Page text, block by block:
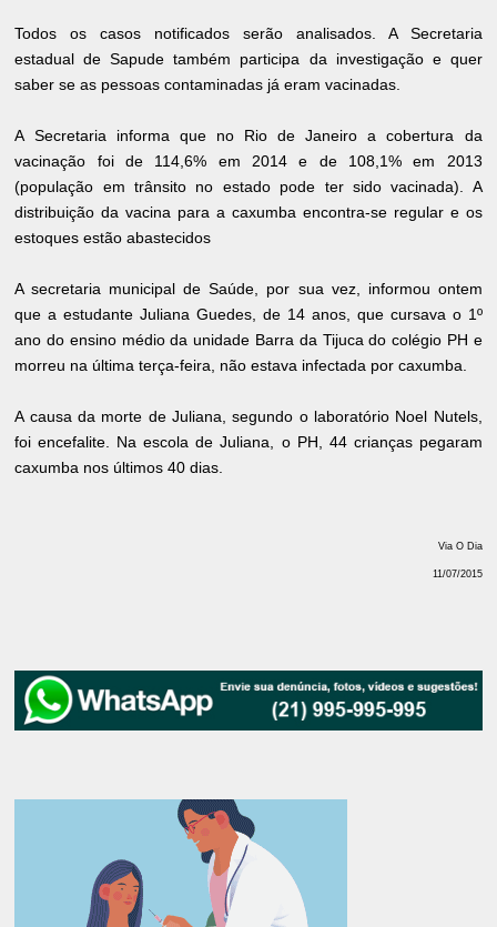
Todos os casos notificados serão analisados. A Secretaria
estadual de Sapude também participa da investigação e quer
saber se as pessoas contaminadas já eram vacinadas.
A Secretaria informa que no Rio de Janeiro a cobertura da
vacinação foi de 114,6% em 2014 e de 108,1% em 2013
(população em trânsito no estado pode ter sido vacinada). A
distribuição da vacina para a caxumba encontra-se regular e os
estoques estão abastecidos
A secretaria municipal de Saúde, por sua vez, informou ontem
que a estudante Juliana Guedes, de 14 anos, que cursava o 1º
ano do ensino médio da unidade Barra da Tijuca do colégio PH e
morreu na última terça-feira, não estava infectada por caxumba.
A causa da morte de Juliana, segundo o laboratório Noel Nutels,
foi encefalite. Na escola de Juliana, o PH, 44 crianças pegaram
caxumba nos últimos 40 dias.
Via O Dia
11/07/2015